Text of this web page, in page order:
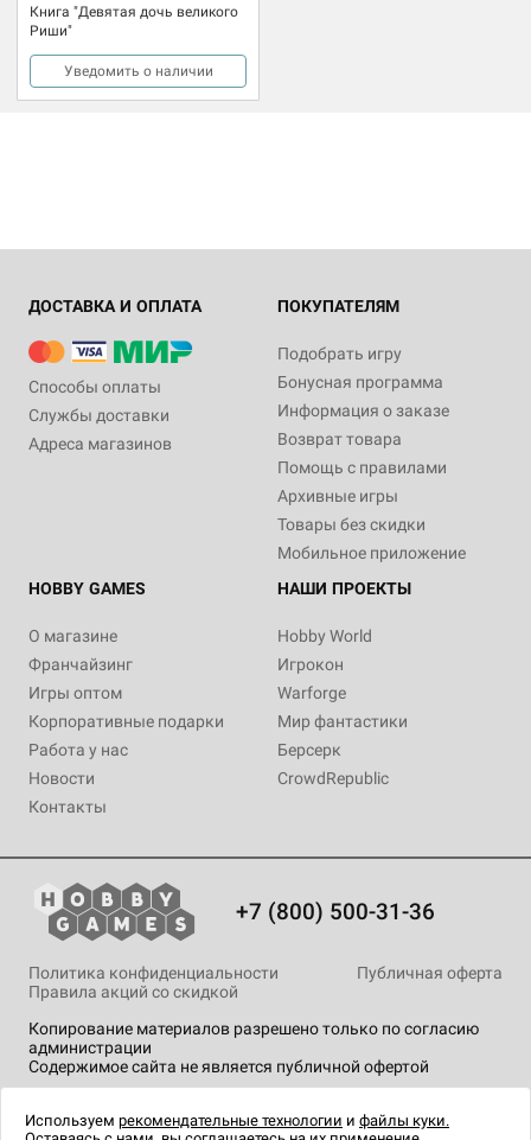
Книга "Девятая дочь великого
Риши"
Уведомить о наличии
ДОСТАВКА И ОПЛАТА
Способы оплаты
Службы доставки
Адреса магазинов
ПОКУПАТЕЛЯМ
Подобрать игру
Бонусная программа
Информация о заказе
Возврат товара
Помощь с правилами
Архивные игры
Товары без скидки
Мобильное приложение
HOBBY GAMES
О магазине
Франчайзинг
Игры оптом
Корпоративные подарки
Работа у нас
Новости
Контакты
НАШИ ПРОЕКТЫ
Hobby World
Игрокон
Warforge
Мир фантастики
Берсерк
CrowdRepublic
+7 (800) 500-31-36
Копирование материалов разрешено только по согласию
администрации
Содержимое сайта не является публичной офертой
Политика конфиденциальности
Публичная оферта
Правила акций со скидкой
технологии .
Используем рекомендательные технологии и файлы куки.